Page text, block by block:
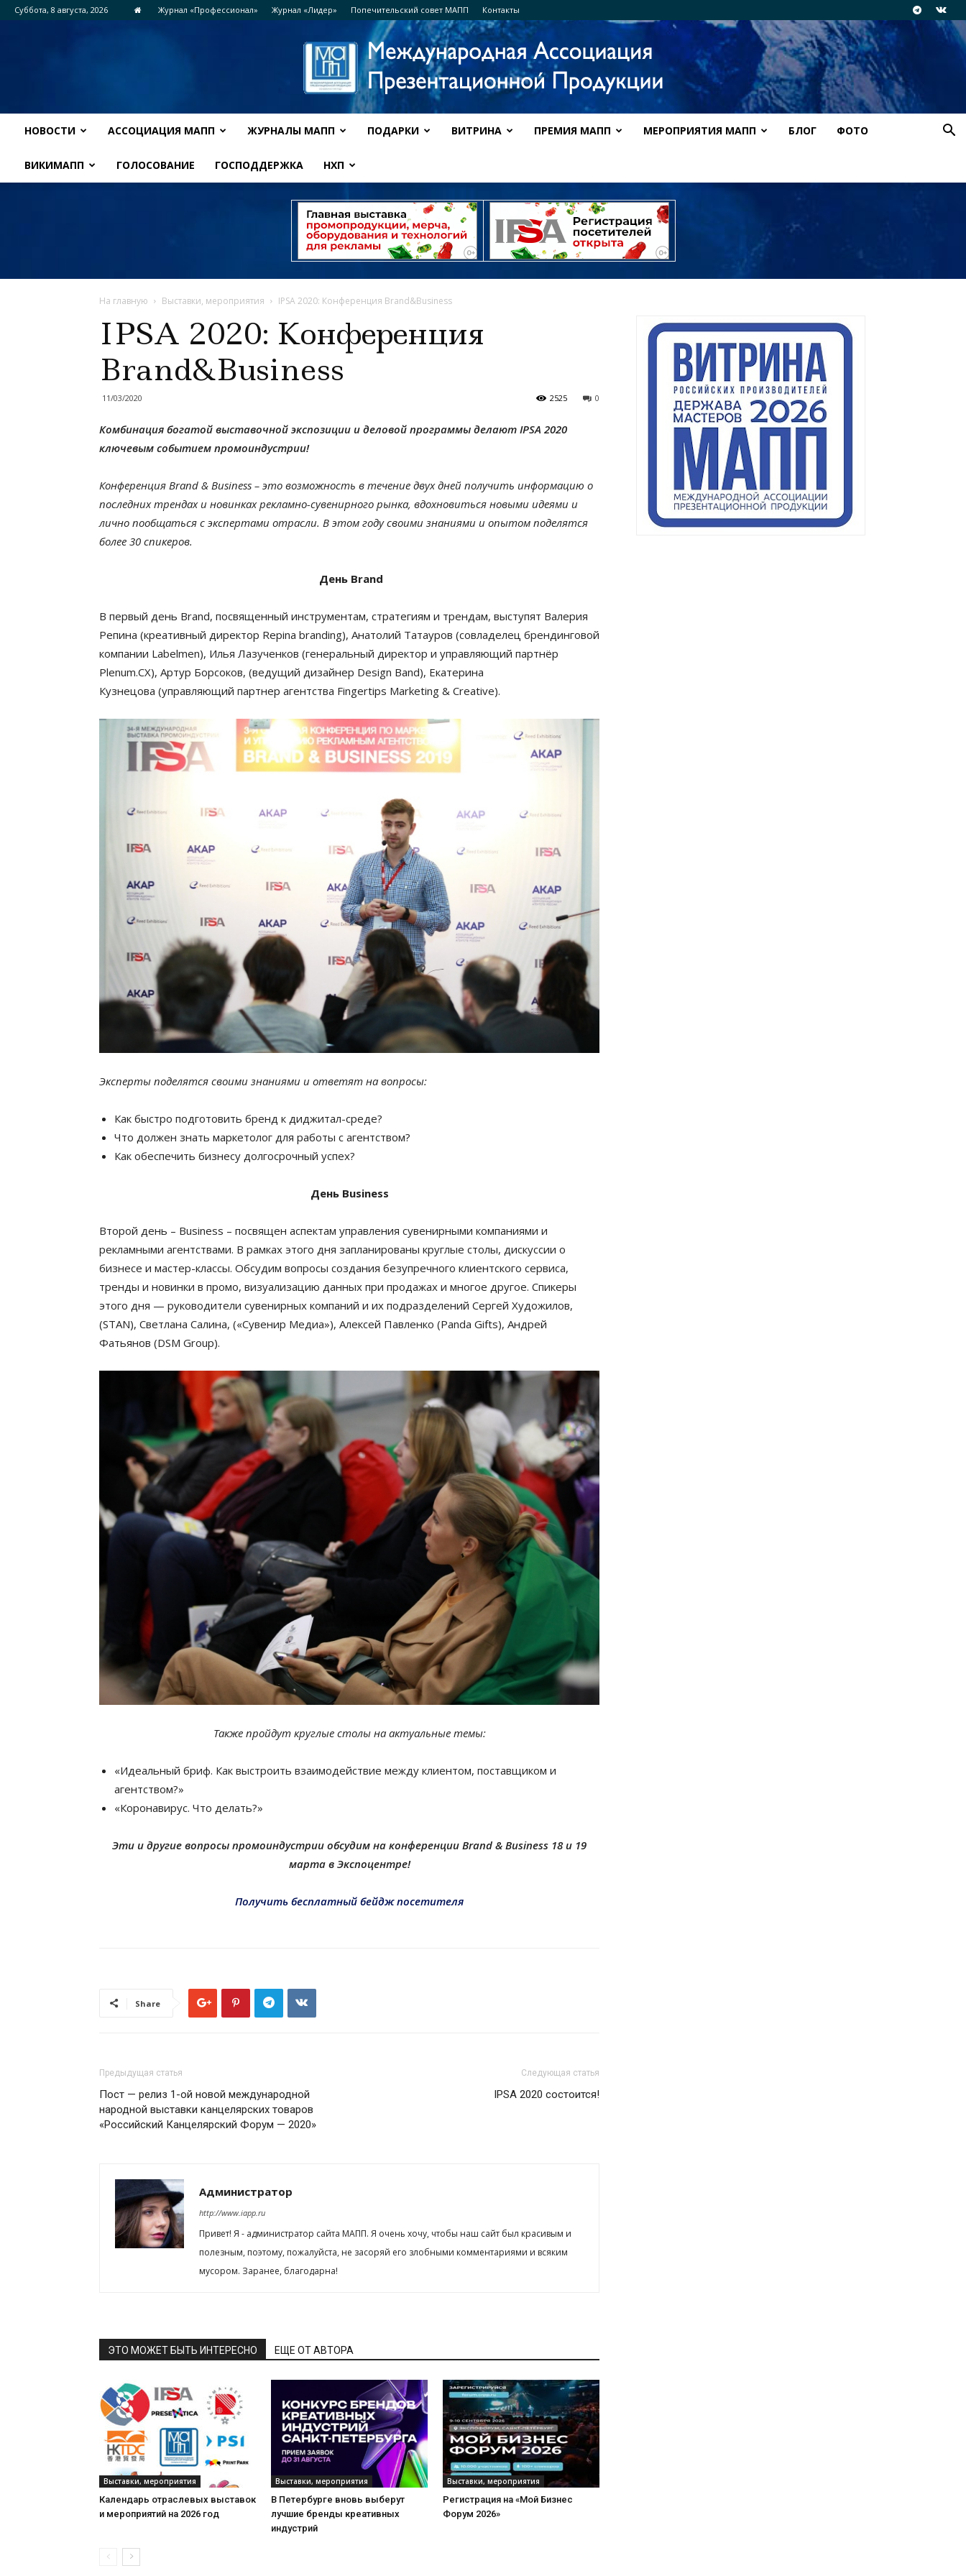
Суббота, 8 августа, 2026 Журнал «Профессионал» Журнал «Лидер» Попечительский совет МАПП Контакты
НОВОСТИ АССОЦИАЦИЯ МАПП ЖУРНАЛЫ МАПП ПОДАРКИ ВИТРИНА ПРЕМИЯ МАПП МЕРОПРИЯТИЯ МАПП БЛОГ ФОТО
ВИКИМАПП ГОЛОСОВАНИЕ ГОСПОДДЕРЖКА НХП
На главную Выставки, мероприятия IPSA 2020: Конференция Brand&Business
IPSA 2020: Конференция
Brand&Business
11/03/2020 0
2525
Комбинация богатой выставочной экспозиции и деловой программы делают IPSA 2020
ключевым событием промоиндустрии!
Конференция Brand & Business – это возможность в течение двух дней получить информацию о
последних трендах и новинках рекламно-сувенирного рынка, вдохновиться новыми идеями и
лично пообщаться с экспертами отрасли. В этом году своими знаниями и опытом поделятся
более 30 спикеров.
День Brand
В первый день Brand, посвященный инструментам, стратегиям и трендам, выступят Валерия
Репина (креативный директор Repina branding), Анатолий Татауров (совладелец брендинговой
компании Labelmen), Илья Лазученков (генеральный директор и управляющий партнёр
Plenum.CX), Артур Борсоков, (ведущий дизайнер Design Band), Екатерина
Кузнецова (управляющий партнер агентства Fingertips Marketing & Creative).
Эксперты поделятся своими знаниями и ответят на вопросы:
Как быстро подготовить бренд к диджитал-среде?
Что должен знать маркетолог для работы с агентством?
Как обеспечить бизнесу долгосрочный успех?
День Business
Второй день – Business – посвящен аспектам управления сувенирными компаниями и
рекламными агентствами. В рамках этого дня запланированы круглые столы, дискуссии о
бизнесе и мастер-классы. Обсудим вопросы создания безупречного клиентского сервиса,
тренды и новинки в промо, визуализацию данных при продажах и многое другое. Спикеры
этого дня — руководители сувенирных компаний и их подразделений Сергей Художилов,
(STAN), Светлана Салина, («Сувенир Медиа»), Алексей Павленко (Panda Gifts), Андрей
Фатьянов (DSM Group).
Также пройдут круглые столы на актуальные темы:
«Идеальный бриф. Как выстроить взаимодействие между клиентом, поставщиком и
агентством?»
«Коронавирус. Что делать?»
Эти и другие вопросы промоиндустрии обсудим на конференции Brand & Business 18 и 19
марта в Экспоцентре!
Получить бесплатный бейдж посетителя
Share
Предыдущая статья
Пост — релиз 1-ой новой международной
народной выставки канцелярских товаров
«Российский Канцелярский Форум — 2020»
Следующая статья
IPSA 2020 состоится!
Администратор
http://www.iapp.ru
Привет! Я - администратор сайта МАПП. Я очень хочу, чтобы наш сайт был красивым и
полезным, поэтому, пожалуйста, не засоряй его злобными комментариями и всяким
мусором. Заранее, благодарна!
ЭТО МОЖЕТ БЫТЬ ИНТЕРЕСНО ЕЩЕ ОТ АВТОРА
Выставки, мероприятия
Календарь отраслевых выставок
и мероприятий на 2026 год
Выставки, мероприятия
В Петербурге вновь выберут
лучшие бренды креативных
индустрий
Выставки, мероприятия
Регистрация на «Мой Бизнес
Форум 2026»